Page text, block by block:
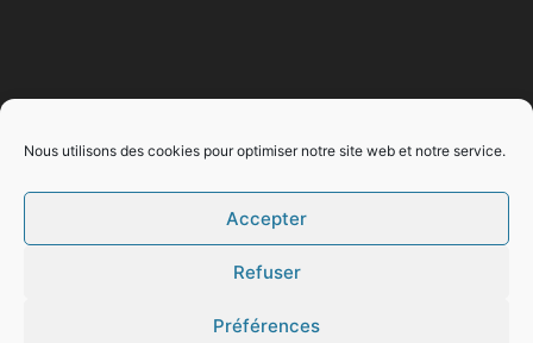
Nous utilisons des cookies pour optimiser notre site web et notre service.
Accepter
Refuser
Préférences
SUIVEZ NOUS
Politique de confidentialité